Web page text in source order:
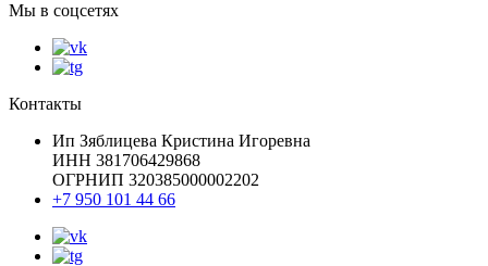
Мы в соцсетях
Контакты
Ип Зяблицева Кристина Игоревна
ИНН 381706429868
ОГРНИП 320385000002202
+7 950 101 44 66